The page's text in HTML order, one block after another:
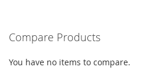
LIST
Compare Products
You have no items to compare.